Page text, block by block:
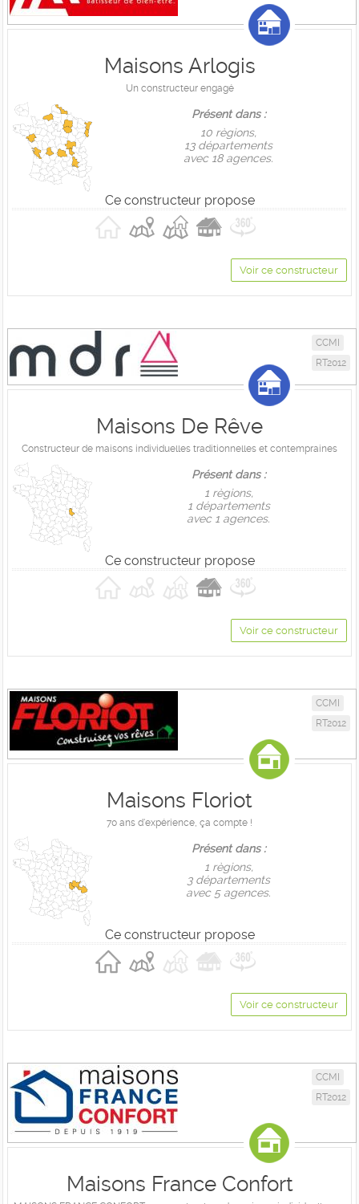
Maisons Arlogis
Un constructeur engagé
Présent dans :
10 règions,
13 départements
avec 18 agences.
Ce constructeur propose
Voir ce constructeur
CCMI
RT2012
Maisons De Rêve
Constructeur de maisons individuelles traditionnelles et contempraines
Présent dans :
1 règions,
1 départements
avec 1 agences.
Ce constructeur propose
Voir ce constructeur
CCMI
RT2012
Maisons Floriot
70 ans d'expérience, ça compte !
Présent dans :
1 règions,
3 départements
avec 5 agences.
Ce constructeur propose
Voir ce constructeur
CCMI
RT2012
Maisons France Confort